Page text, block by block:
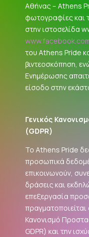
Αθήνας – Athens
φωτογραφίες και
στην ιστοσελίδα
του Athens Pride
βιντεοσκόπηση,
Ενημέρωσης
είσοδο στην
Γενικός
(GDPR)
Το Athens Pride
προσωπικά
επικοινωνούν,
δράσεις και
επεξεργασία
Κανονισμό
GDPR) και την